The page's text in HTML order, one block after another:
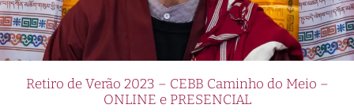
Retiro de Verão 2023 – CEBB Caminho do Meio –
ONLINE e PRESENCIAL